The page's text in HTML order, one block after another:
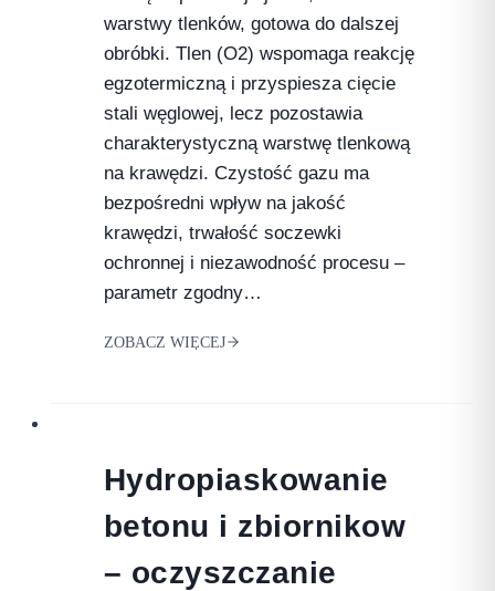
warstwy tlenków, gotowa do dalszej
obróbki. Tlen (O2) wspomaga reakcję
egzotermiczną i przyspiesza cięcie
stali węglowej, lecz pozostawia
charakterystyczną warstwę tlenkową
na krawędzi. Czystość gazu ma
bezpośredni wpływ na jakość
krawędzi, trwałość soczewki
ochronnej i niezawodność procesu –
parametr zgodny…
ZOBACZ WIĘCEJ
Hydropiaskowanie
betonu i zbiornikow
– oczyszczanie